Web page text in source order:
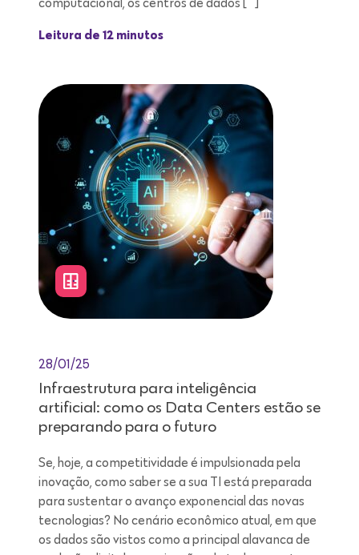
computacional, os centros de dados […]
Leitura de 12 minutos
28/01/25
Infraestrutura para inteligência
artificial: como os Data Centers estão se
preparando para o futuro
Se, hoje, a competitividade é impulsionada pela
inovação, como saber se a sua TI está preparada
para sustentar o avanço exponencial das novas
tecnologias? No cenário econômico atual, em que
os dados são vistos como a principal alavanca de